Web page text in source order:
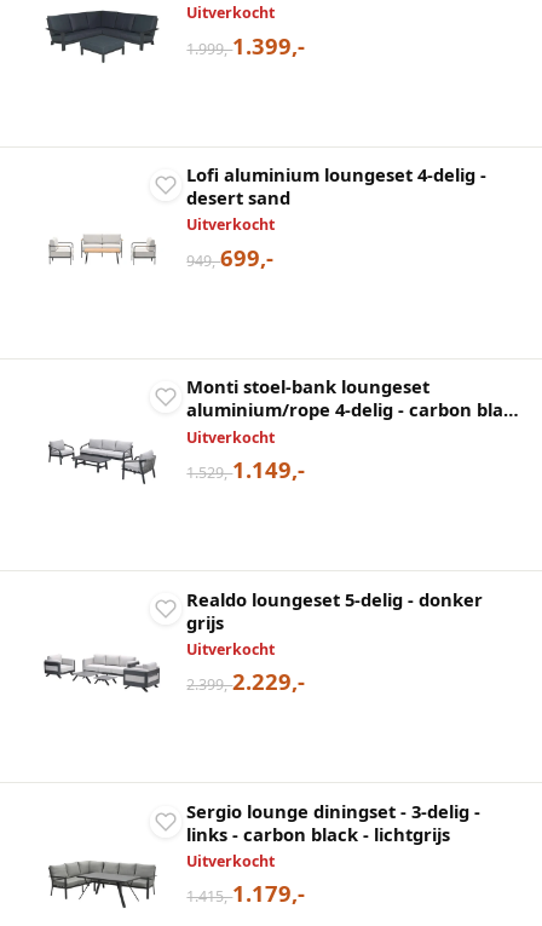
Uitverkocht
1.999,-1.399,-
Lofi aluminium loungeset 4-delig -
desert sand
Uitverkocht
949,-699,-
Monti stoel-bank loungeset
aluminium/rope 4-delig - carbon black
- rope taupe
Uitverkocht
1.529,-1.149,-
Realdo loungeset 5-delig - donker
grijs
Uitverkocht
2.399,-2.229,-
Sergio lounge diningset - 3-delig -
links - carbon black - lichtgrijs
Uitverkocht
1.415,-1.179,-